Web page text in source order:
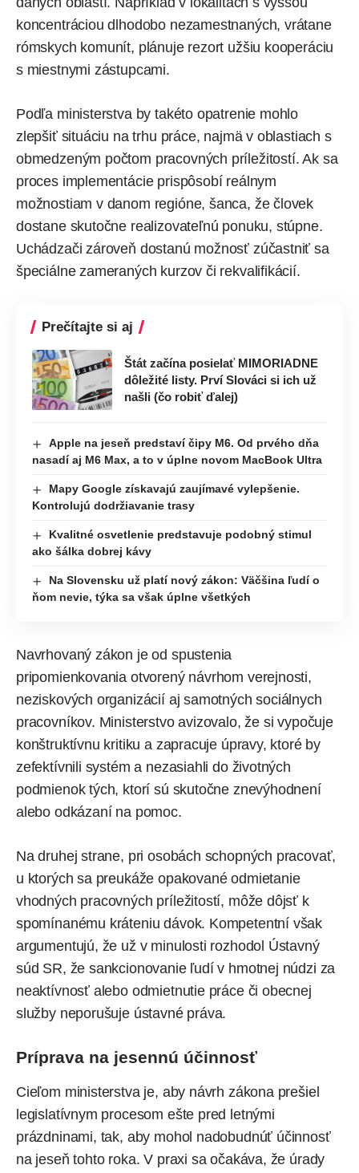
koncentráciou dlhodobo nezamestnaných, vrátane
rómskych komunít, plánuje rezort užšiu kooperáciu
s miestnymi zástupcami.
Podľa ministerstva by takéto opatrenie mohlo
zlepšiť situáciu na trhu práce, najmä v oblastiach s
obmedzeným počtom pracovných príležitostí. Ak sa
proces implementácie prispôsobí reálnym
možnostiam v danom regióne, šanca, že človek
dostane skutočne realizovateľnú ponuku, stúpne.
Uchádzači zároveň dostanú možnosť zúčastniť sa
špeciálne zameraných kurzov či rekvalifikácií.
Prečítajte si aj
Štát začína posielať MIMORIADNE
dôležité listy. Prví Slováci si ich už
našli (čo robiť ďalej)
Apple na jeseň predstaví čipy M6. Od prvého dňa
nasadí aj M6 Max, a to v úplne novom MacBook Ultra
Mapy Google získavajú zaujímavé vylepšenie.
Kontrolujú dodržiavanie trasy
Kvalitné osvetlenie predstavuje podobný stimul
ako šálka dobrej kávy
Na Slovensku už platí nový zákon: Väčšina ľudí o
ňom nevie, týka sa však úplne všetkých
Navrhovaný zákon je od spustenia
pripomienkovania otvorený návrhom verejnosti,
neziskových organizácií aj samotných sociálnych
pracovníkov. Ministerstvo avizovalo, že si vypočuje
konštruktívnu kritiku a zapracuje úpravy, ktoré by
zefektívnili systém a nezasiahli do životných
podmienok tých, ktorí sú skutočne znevýhodnení
alebo odkázaní na pomoc.
Na druhej strane, pri osobách schopných pracovať,
u ktorých sa preukáže opakované odmietanie
vhodných pracovných príležitostí, môže dôjsť k
spomínanému kráteniu dávok. Kompetentní však
argumentujú, že už v minulosti rozhodol Ústavný
súd SR, že sankcionovanie ľudí v hmotnej núdzi za
neaktívnosť alebo odmietnutie práce či obecnej
služby neporušuje ústavné práva.
Príprava na jesennú účinnosť
Cieľom ministerstva je, aby návrh zákona prešiel
legislatívnym procesom ešte pred letnými
prázdninami, tak, aby mohol nadobudnúť účinnosť
na jeseň tohto roka. V praxi sa očakáva, že úrady